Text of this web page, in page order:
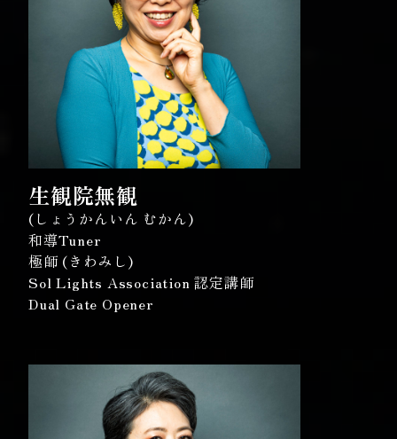
生観院無観
(しょうかんいん むかん)
和導Tuner
極師 (きわみし)
Sol Lights Association 認定講師
Dual Gate Opener